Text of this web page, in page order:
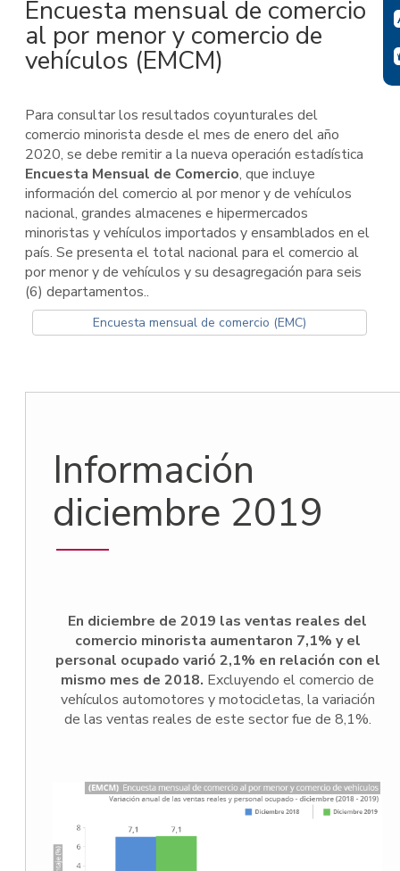
Encuesta mensual de comercio
al por menor y comercio de
vehículos (EMCM)
Para consultar los resultados coyunturales del
comercio minorista desde el mes de enero del año
2020, se debe remitir a la nueva operación estadística
Encuesta Mensual de Comercio, que incluye
información del comercio al por menor y de vehículos
nacional, grandes almacenes e hipermercados
minoristas y vehículos importados y ensamblados en el
país. Se presenta el total nacional para el comercio al
por menor y de vehículos y su desagregación para seis
(6) departamentos..
Encuesta mensual de comercio (EMC)
Información
diciembre 2019
En diciembre de 2019 las ventas reales del
comercio minorista aumentaron 7,1% y el
personal ocupado varió 2,1% en relación con el
mismo mes de 2018. Excluyendo el comercio de
vehículos automotores y motocicletas, la variación
de las ventas reales de este sector fue de 8,1%.